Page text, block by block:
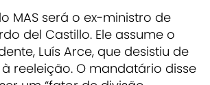
MAS será o ex-ministro de
del Castillo. Ele assume o
Luís Arce, que desistiu de
reeleição. O mandatário disse